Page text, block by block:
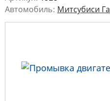
Автомобиль: Митсубиси